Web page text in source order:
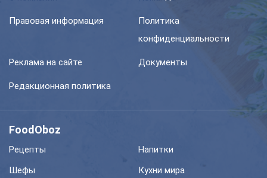
Правовая информация
Политика
конфиденциальности
Реклама на сайте Документы
Редакционная политика
FoodOboz
Рецепты
Напитки
Шефы
Кухни мира